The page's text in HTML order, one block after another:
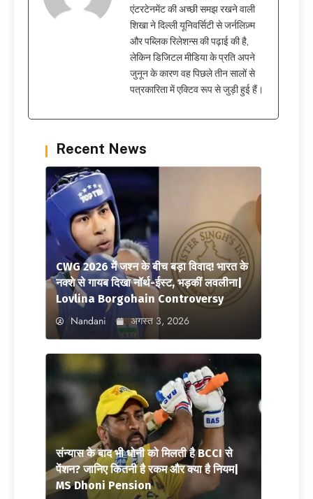
एंटरटेनमेंट की अच्छी समझ रखने वाली
शिखा ने दिल्ली यूनिवर्सिटी से जर्नलिज़्म
और पब्लिक रिलेशन्स की पढ़ाई की है,
लेकिन डिजिटल मीडिया के प्रति अपने
जुनून के कारण वह पिछले तीन सालों से
पत्रकारिता में एक्टिव रूप से जुड़ी हुई हैं।
Recent News
CWG 2026 में जश्न के बीच बड़ा विवाद! भारत के
नक्शे से गायब दिखा नॉर्थ-ईस्ट, भड़कीं लवलीना|
Lovlina Borgohain Controversy
Nandani अगस्त 3, 2026
संन्यास के बाद भी धोनी को मिलती है BCCI से
पेंशन? जानिए कितनी है रकम और क्या है नियम|
MS Dhoni Pension